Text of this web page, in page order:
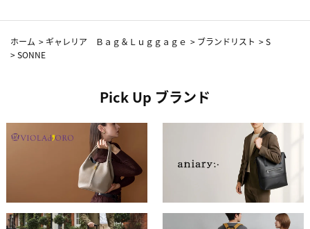
ホーム > ギャレリア Ｂａｇ＆Ｌｕｇｇａｇｅ > ブランドリスト >S
>SONNE
Pick Up ブランド